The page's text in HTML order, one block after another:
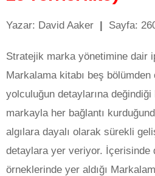
Yazar: David Aaker | Sayfa:
Stratejik marka yönetimine dair
Markalama kitabı beş
yolculuğun detaylarına
markayla her bağlantı
algılara dayalı olarak sürekli
detaylara yer veriyor. İçerisinde
örneklerinde yer aldığı